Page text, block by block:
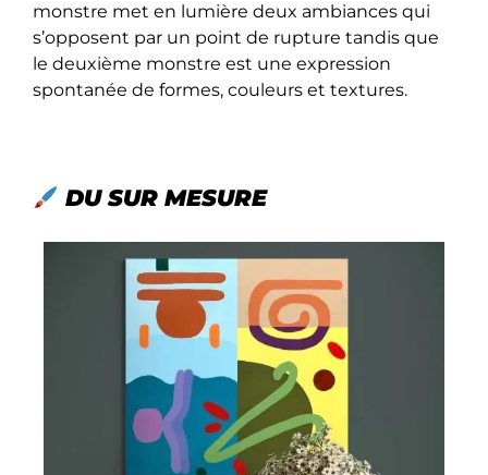
monstre met en lumière deux ambiances qui
s’opposent par un point de rupture tandis que
le deuxième monstre est une expression
spontanée de formes, couleurs et textures.
DU SUR MESURE